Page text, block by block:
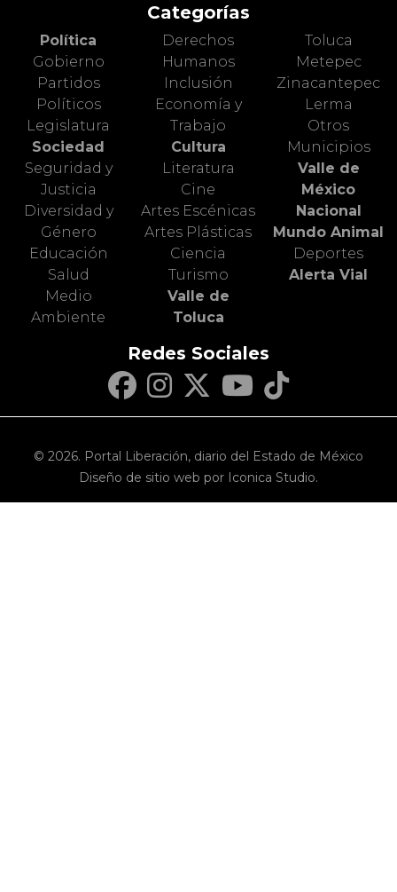
Categorías
Política
Gobierno
Partidos
Políticos
Legislatura
Sociedad
Seguridad y
Justicia
Diversidad y
Género
Educación
Salud
Medio
Ambiente
Derechos
Humanos
Inclusión
Economía y
Trabajo
Cultura
Literatura
Cine
Artes Escénicas
Artes Plásticas
Ciencia
Turismo
Valle de
Toluca
Toluca
Metepec
Zinacantepec
Lerma
Otros
Municipios
Valle de
México
Nacional
Mundo Animal
Deportes
Alerta Vial
Redes Sociales
© 2026. Portal Liberación, diario del Estado de México
Diseño de sitio web por Iconica Studio.